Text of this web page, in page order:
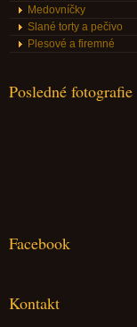
Medovníčky
Slané torty a pečivo
Plesové a firemné
Posledné fotografie
Facebook
Kontakt